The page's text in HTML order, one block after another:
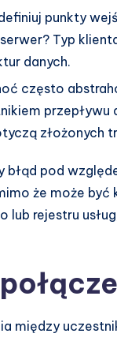
punkty
Typ
danych.
często
przepływu
złożonych
pod
że może
lub rejestru
między